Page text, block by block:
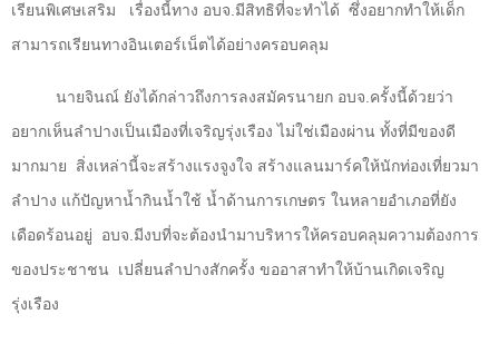
เรียนพิเศษเสริม
เรื่องนี้ทาง อบจ.มีสิทธิที่จะทำได้ ซึ่งอยากทำให้เด็ก
สามารถเรียนทางอินเตอร์เน็ตได้อย่างครอบคลุม
นายจินณ์ ยังได้กล่าวถึงการลงสมัครนายก อบจ.ครั้งนี้ด้วยว่า
อยากเห็นลำปางเป็นเมืองที่เจริญรุ่งเรือง ไม่ใช่เมืองผ่าน ทั้งที่มีของดี
มากมาย
สิ่งเหล่านี้จะสร้างแรงจูงใจ สร้างแลนมาร์คให้นักท่องเที่ยวมา
ลำปาง แก้ปัญหาน้ำกินน้ำใช้ น้ำด้านการเกษตร ในหลายอำเภอที่ยัง
เดือดร้อนอยู่
อบจ.มีงบที่จะต้องนำมาบริหารให้ครอบคลุมความต้องการ
ของประชาชน
เปลี่ยนลำปางสักครั้ง ขออาสาทำให้บ้านเกิดเจริญ
รุ่งเรือง